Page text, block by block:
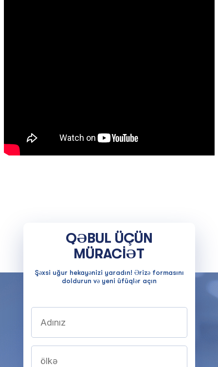
QƏBUL ÜÇÜN
MÜRACİƏT
Şəxsi uğur hekayənizi yaradın! Ərizə formasını
doldurun və yeni üfüqlər açın